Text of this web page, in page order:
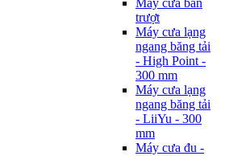
Máy cưa bàn
trượt
Máy cưa lạng
ngang băng tải
- High Point -
300 mm
Máy cưa lạng
ngang băng tải
- LiiYu - 300
mm
Máy cưa đu -